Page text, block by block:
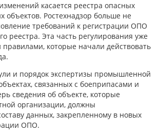
касается реестра опасных
объектов. Ростехнадзор больше не
требований к регистрации ОПО
реестра. Эта часть регулирования уже
которые начали действовать
и порядок экспертизы промышленной
связанных с боеприпасами и
сведения об объекте, которые
организации, должны
данных, закрепленному в новых
ОПО.